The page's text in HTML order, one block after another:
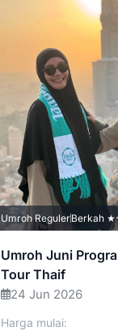
Umroh RegulerBerkah
Umroh Juni
Tour Thaif
24 Jun 2026
Harga mulai: